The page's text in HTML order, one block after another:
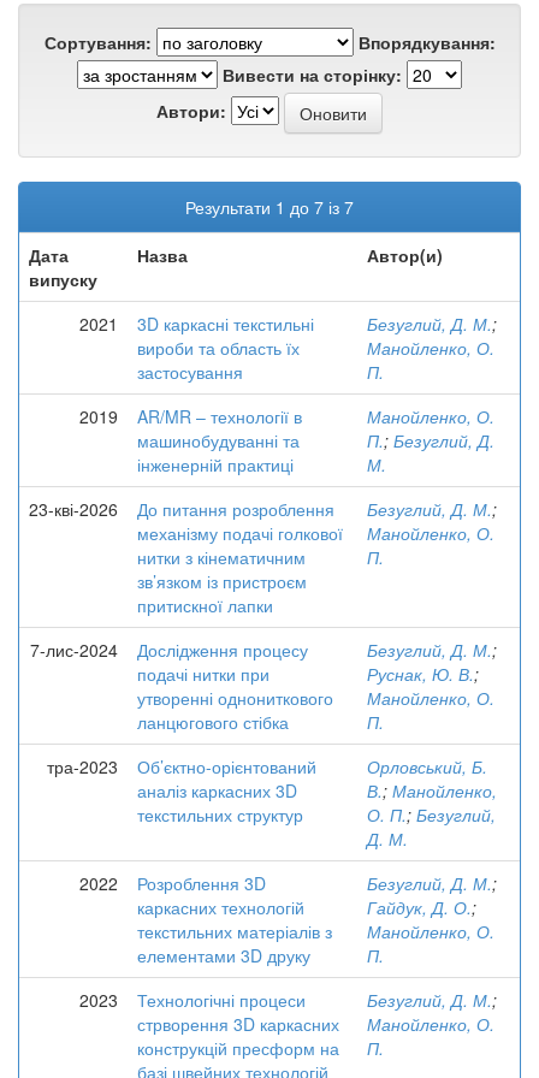
Сортування:
Впорядкування:
Вивести на сторінку:
Автори:
Результати 1 до 7 із 7
Дата
випуску
Назва Автор(и)
2021
3D каркасні текстильні
вироби та область їх
застосування
Безуглий, Д. М.;
Манойленко, О.
П.
2019
AR/MR – технології в
машинобудуванні та
інженерній практиці
Манойленко, О.
П.; Безуглий, Д.
М.
23-кві-2026
До питання розроблення
механізму подачі голкової
нитки з кінематичним
зв’язком із пристроєм
притискної лапки
Безуглий, Д. М.;
Манойленко, О.
П.
7-лис-2024
Дослідження процесу
подачі нитки при
утворенні однониткового
ланцюгового стібка
Безуглий, Д. М.;
Руснак, Ю. В.;
Манойленко, О.
П.
тра-2023
Об’єктно-орієнтований
аналіз каркасних 3D
текстильних структур
Орловський, Б.
В.; Манойленко,
О. П.; Безуглий,
Д. М.
2022
Розроблення 3D
каркасних технологій
текстильних матеріалів з
елементами 3D друку
Безуглий, Д. М.;
Гайдук, Д. О.;
Манойленко, О.
П.
2023
Технологічні процеси
стрворення 3D каркасних
конструкцій пресформ на
базі швейних технологій
Безуглий, Д. М.;
Манойленко, О.
П.